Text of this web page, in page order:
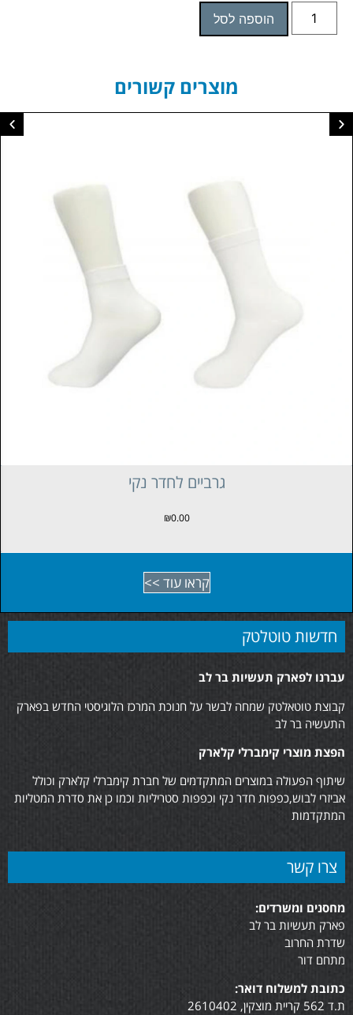
הוספה לסל
מוצרים קשורים
גרביים לחדר נקי
₪0.00
קראו עוד >>
חדשות טוטלטק
עברנו לפארק תעשיות בר לב
קבוצת טוטאלטק שמחה לבשר על חנוכת המרכז הלוגיסטי החדש בפארק
התעשיה בר לב
הפצת מוצרי קימברלי קלארק
שיתוף הפעולה במוצרים המתקדמים של חברת קימברלי קלארק וכולל
אביזרי לבוש,כפפות חדר נקי וכפפות סטריליות וכמו כן את סדרת המטליות
המתקדמות
צרו קשר
מחסנים ומשרדים:
פארק תעשיות בר לב
שדרת החרוב
מתחם דור
כתובת למשלוח דואר:
ת.ד 562 קריית מוצקין, 2610402